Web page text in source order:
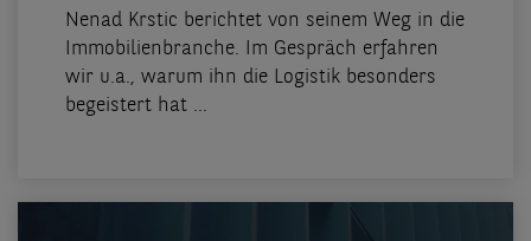
Nenad Krstic berichtet von seinem Weg in die
Immobilienbranche. Im Gespräch erfahren
wir u.a., warum ihn die Logistik besonders
begeistert hat ...